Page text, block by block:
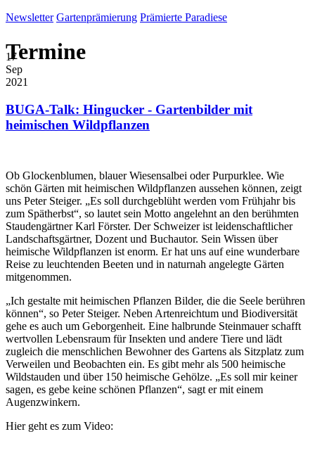
Newsletter Gartenprämierung Prämierte Paradiese
Termine
17
Sep
2021
BUGA-Talk: Hingucker - Gartenbilder mit
heimischen Wildpflanzen
Ob Glockenblumen, blauer Wiesensalbei oder Purpurklee. Wie
schön Gärten mit heimischen Wildpflanzen aussehen können, zeigt
uns Peter Steiger. „Es soll durchgeblüht werden vom Frühjahr bis
zum Spätherbst“, so lautet sein Motto angelehnt an den berühmten
Staudengärtner Karl Förster. Der Schweizer ist leidenschaftlicher
Landschaftsgärtner, Dozent und Buchautor. Sein Wissen über
heimische Wildpflanzen ist enorm. Er hat uns auf eine wunderbare
Reise zu leuchtenden Beeten und in naturnah angelegte Gärten
mitgenommen.
„Ich gestalte mit heimischen Pflanzen Bilder, die die Seele berühren
können“, so Peter Steiger. Neben Artenreichtum und Biodiversität
gehe es auch um Geborgenheit. Eine halbrunde Steinmauer schafft
wertvollen Lebensraum für Insekten und andere Tiere und lädt
zugleich die menschlichen Bewohner des Gartens als Sitzplatz zum
Verweilen und Beobachten ein. Es gibt mehr als 500 heimische
Wildstauden und über 150 heimische Gehölze. „Es soll mir keiner
sagen, es gebe keine schönen Pflanzen“, sagt er mit einem
Augenzwinkern.
Hier geht es zum Video: